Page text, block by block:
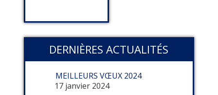
DERNIÈRES ACTUALITÉS
MEILLEURS VŒUX 2024
17 janvier 2024